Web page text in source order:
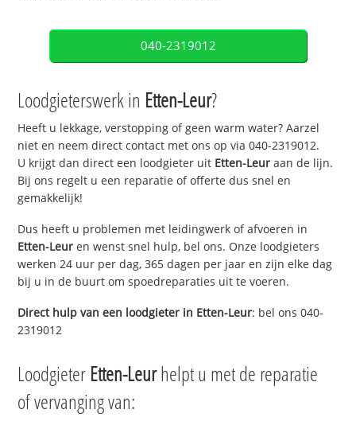
040-2319012
Loodgieterswerk in Etten-Leur?
Heeft u lekkage, verstopping of geen warm water? Aarzel
niet en neem direct contact met ons op via 040-2319012.
U krijgt dan direct een loodgieter uit Etten-Leur aan de lijn.
Bij ons regelt u een reparatie of offerte dus snel en
gemakkelijk!
Dus heeft u problemen met leidingwerk of afvoeren in
Etten-Leur en wenst snel hulp, bel ons. Onze loodgieters
werken 24 uur per dag, 365 dagen per jaar en zijn elke dag
bij u in de buurt om spoedreparaties uit te voeren.
Direct hulp van een loodgieter in Etten-Leur: bel ons 040-
2319012
Loodgieter Etten-Leurhelpt u met de reparatie
of vervanging van: